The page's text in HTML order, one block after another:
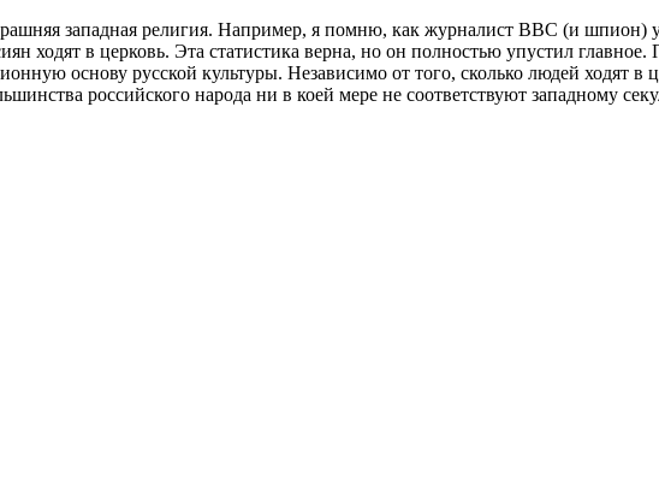
западная религия. Например, я помню, как журналист BBC (и шпион)
ходят в церковь. Эта статистика верна, но он полностью упустил
основу русской культуры. Независимо от того, сколько людей ходят в
российского народа ни в коей мере не соответствуют западному